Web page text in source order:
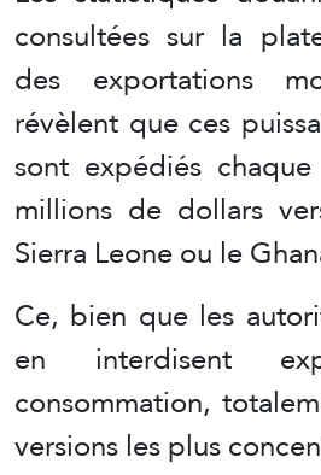
consultées sur la
des exportations
révèlent que ces
sont expédiés
millions de dollars
Sierra Leone ou le
Ce, bien que les
en interdisent
consommation,
versions les plus